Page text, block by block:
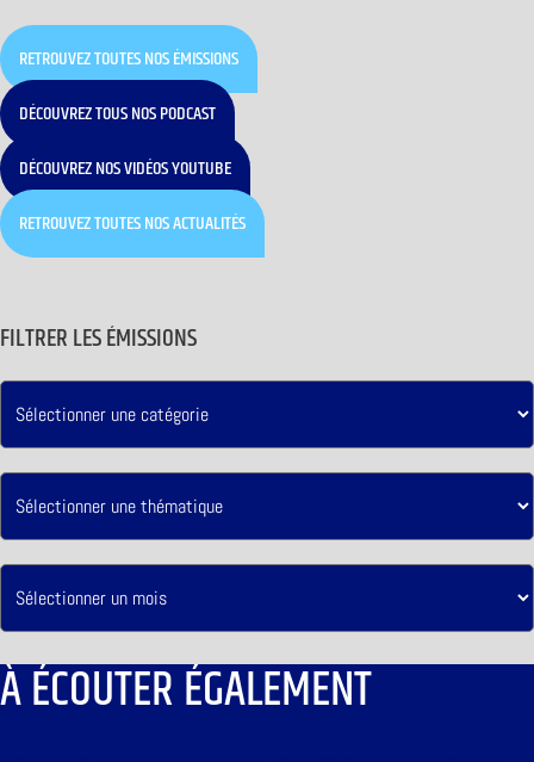
RETROUVEZ TOUTES NOS ÉMISSIONS
DÉCOUVREZ TOUS NOS PODCAST
DÉCOUVREZ NOS VIDÉOS YOUTUBE
RETROUVEZ TOUTES NOS ACTUALITÉS
FILTRER LES ÉMISSIONS
À ÉCOUTER ÉGALEMENT